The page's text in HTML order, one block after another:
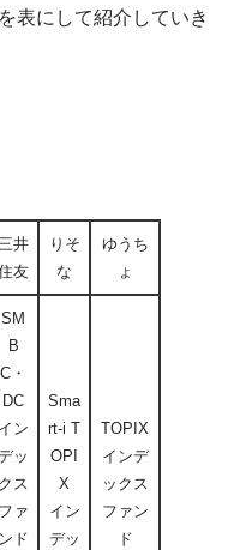
表にして紹介していき
井
友
りそ
な
ゆうち
ょ
SM
B
C・
DC
イン
ッ
クス
ファ
ンド
Sma
rt-i T
OPI
X
イン
デッ
TOPIX
インデ
ックス
ファン
ド